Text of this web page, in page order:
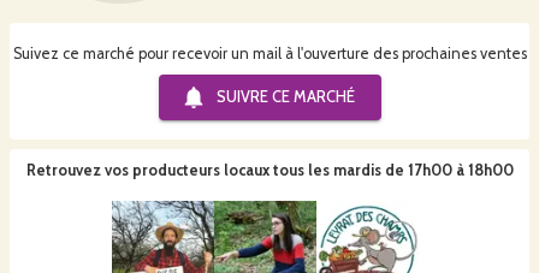
Suivez ce marché pour recevoir un mail à l'ouverture des prochaines ventes
SUIVRE CE MARCHÉ
Retrouvez vos producteurs locaux tous les mardis de 17h00 à 18h00